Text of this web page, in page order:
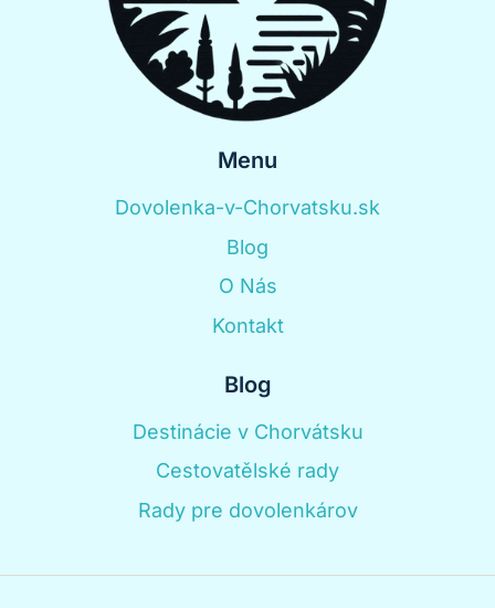
Menu
Dovolenka-v-Chorvatsku.sk
Blog
O Nás
Kontakt
Blog
Destinácie v Chorvátsku
Cestovatělské rady
Rady pre dovolenkárov